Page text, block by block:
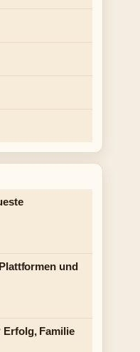
und
Erfolg, Familie